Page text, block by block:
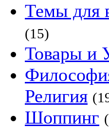
Темы для
(15)
Товары и
Религия
Шоппинг